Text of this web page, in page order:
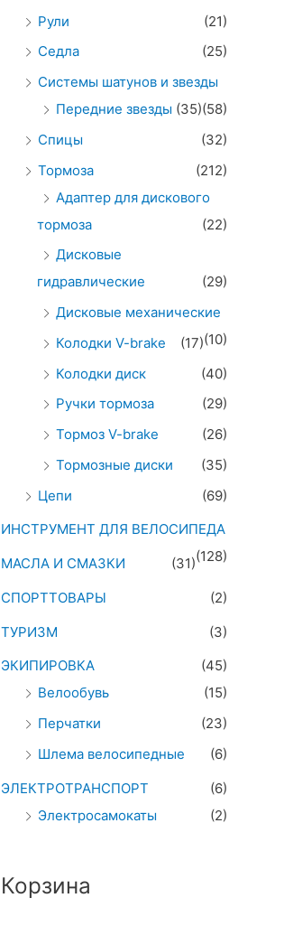
Рули
(21)
Седла
(25)
Системы шатунов и звезды
(58)
Передние звезды (35)
Спицы
(32)
Тормоза
(212)
Адаптер для дискового
тормоза
(22)
Дисковые
гидравлические
(29)
Дисковые механические
(10)
Колодки V-brake
(17)
Колодки диск
(40)
Ручки тормоза
(29)
Тормоз V-brake
(26)
Тормозные диски
(35)
Цепи
(69)
ИНСТРУМЕНТ ДЛЯ ВЕЛОСИПЕДА
(128)
МАСЛА И СМАЗКИ
(31)
СПОРТТОВАРЫ
(2)
ТУРИЗМ
(3)
ЭКИПИРОВКА
(45)
Велообувь
(15)
Перчатки
(23)
Шлема велосипедные
(6)
ЭЛЕКТРОТРАНСПОРТ
(6)
Электросамокаты
(2)
Корзина